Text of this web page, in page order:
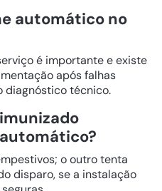
automático no
é importante e existe
após falhas
diagnóstico técnico.
o outro tenta
disparo, se a instalação